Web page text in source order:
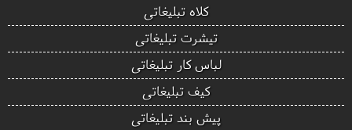
کلاه تبلیغاتی
تیشرت تبلیغاتی
لباس کار تبلیغاتی
کیف تبلیغاتی
پیش بند تبلیغاتی